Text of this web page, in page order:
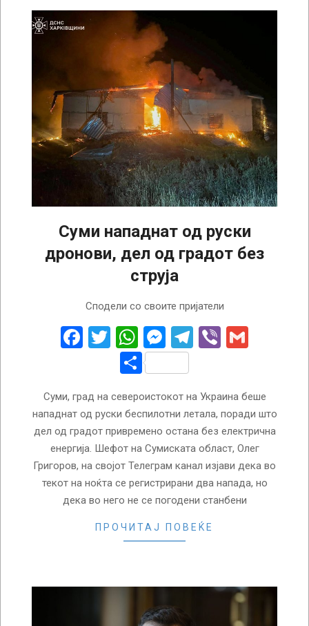
Суми нападнат од руски
дронови, дел од градот без
струја
Сподели со своите пријатели
Facebook
Twitter
WhatsApp
Messenger
Telegram
Viber
Share
Суми, град на североистокот на Украина беше
нападнат од руски беспилотни летала, поради што
дел од градот привремено остана без електрична
енергија. Шефот на Сумиската област, Олег
Григоров, на својот Телеграм канал изјави дека во
текот на ноќта се регистрирани два напада, но
дека во него не се погодени станбени
ПРОЧИТАЈ ПОВЕЌЕ